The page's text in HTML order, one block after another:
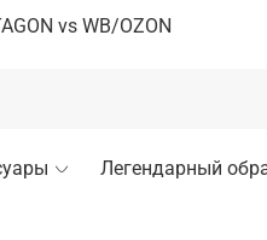
vs WB/OZON
Легендарный